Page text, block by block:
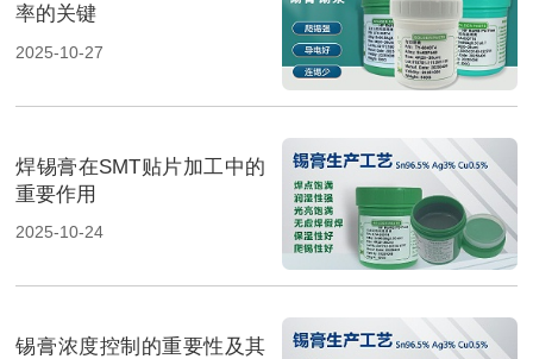
率的关键
2025-10-27
焊锡膏在SMT贴片加工中的
重要作用
2025-10-24
锡膏浓度控制的重要性及其